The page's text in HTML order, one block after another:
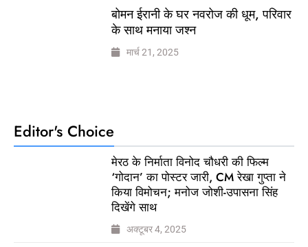
बोमन ईरानी के घर नवरोज की धूम, परिवार
के साथ मनाया जश्न
मार्च 21, 2025
Editor's Choice
मेरठ के निर्माता विनोद चौधरी की फिल्म
‘गोदान’ का पोस्टर जारी, CM रेखा गुप्ता ने
किया विमोचन; मनोज जोशी-उपासना सिंह
दिखेंगे साथ
अक्टूबर 4, 2025